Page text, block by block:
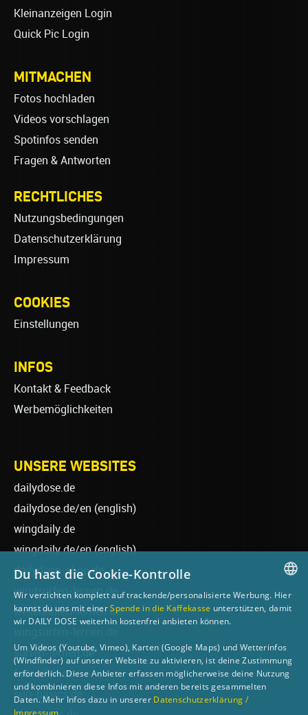
Kleinanzeigen Login
Quick Pic Login
MITMACHEN
Fotos hochladen
Videos vorschlagen
Spotinfos senden
Fragen & Antworten
RECHTLICHES
Nutzungsbedingungen
Datenschutzerklärung
Impressum
COOKIES
Einstellungen
INFOS
Kontakt & Feedback
Werbemöglichkeiten
UNSERE WEBSITES
dailydose.de
dailydose.de/en (english)
wingdaily.de
wingdaily.de/en(english)
dailydose-shop.de
windsurfen-lernen.de
wellenreiten-lernen.de
surfen-lernen.de
foilsurfen.de
sup-basics.de
GERMAN
Du hast die Cookie-Kontrolle
Wir verzichten komplett auf trackende/personalisierte Werbung. Hier
kannst du uns mit einerSpende in die Kaffekasse unterstützen, damit
wir DAILY DOSE weiterhin kostenfrei anbieten können.
Um Videos (Youtube, Vimeo), Karten (Google Maps) und Wetterinfos
(Windfinder) auf unserer Website zu aktivieren, ist deine Zustimmung
erforderlich. Diese Anbieter erfassen möglicherweise deine Nutzung
und kombinieren diese Infos mit anderen bereits gesammelten
Daten. Mehr Infos dazu in unserer Datenschutzerklärung /
Impressum